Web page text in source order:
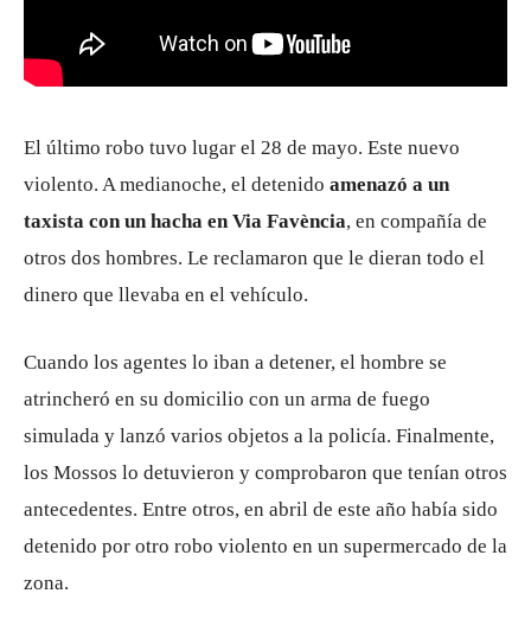
El último robo tuvo lugar el 28 de mayo. Este nuevo
violento. A medianoche, el detenido amenazó a un
taxista con un hacha en Via Favència, en compañía de
otros dos hombres. Le reclamaron que le dieran todo el
dinero que llevaba en el vehículo.
Cuando los agentes lo iban a detener, el hombre se
atrincheró en su domicilio con un arma de fuego
simulada y lanzó varios objetos a la policía. Finalmente,
los Mossos lo detuvieron y comprobaron que tenían otros
antecedentes. Entre otros, en abril de este año había sido
detenido por otro robo violento en un supermercado de la
zona.